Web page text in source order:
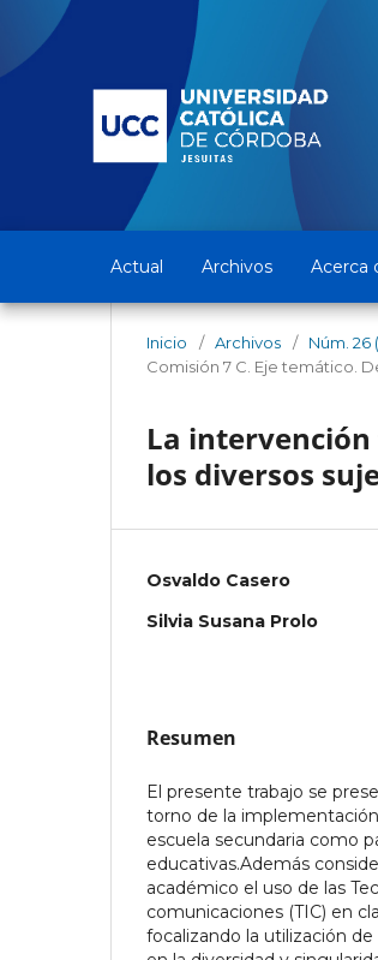
Actual Archivos Acerca
Inicio / Archivos / Núm. 26
Comisión 7 C. Eje temático.
La
los diversos
Osvaldo Casero
Silvia Susana Prolo
Resumen
El presente trabajo se
torno de la
escuela secundaria como
educativas.Además
académico el uso de las
comunicaciones (TIC) en
focalizando la utilización